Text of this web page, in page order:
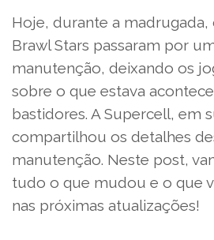
Hoje, durante a madrugada,
Brawl Stars passaram por
manutenção, deixando os
sobre o que estava
bastidores. A Supercell, em
compartilhou os detalhes
manutenção. Neste post,
tudo o que mudou e o que
nas próximas atualizações!